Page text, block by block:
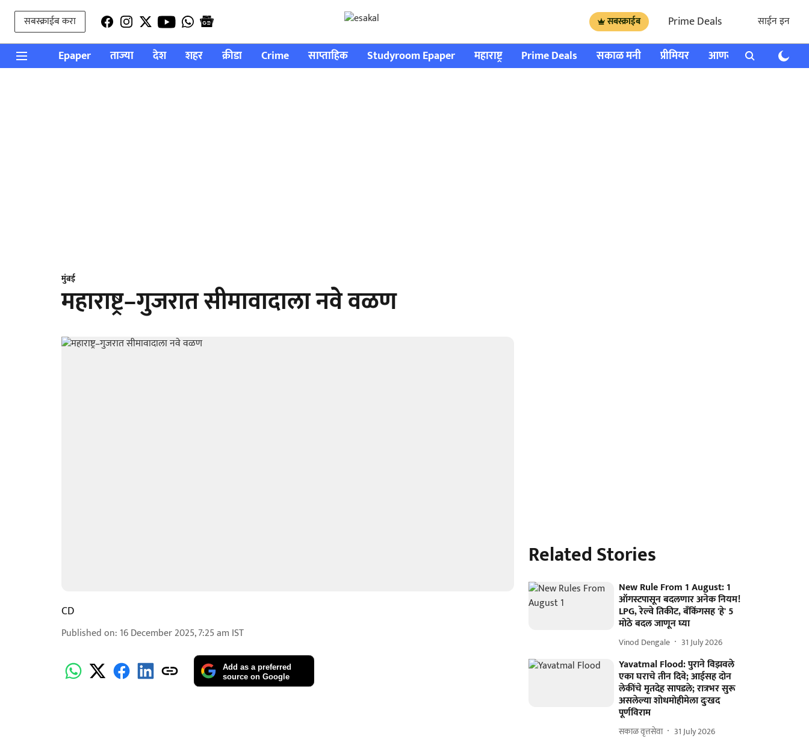
सबस्क्राईब करा सबस्क्राईब Prime Deals साईन इन
Epaper ताज्या देश शहर क्रीडा Crime साप्ताहिक Studyroom Epaper महाराष्ट्र Prime Deals सकाळ मनी प्रीमियर आणखी राशी भविष्य
मुंबई
महाराष्ट्र–गुजरात सीमावादाला नवे वळण
CD
Published on: 16 December 2025, 7:25 am IST
Add as a preferred
source on Google
Related Stories
New Rule From 1 August: 1
ऑगस्टपासून बदलणार अनेक नियम!
LPG, रेल्वे तिकीट, बँकिंगसह 'हे' 5
मोठे बदल जाणून घ्या
Vinod Dengale 31 July 2026
Yavatmal Flood: पुराने विझवले
एका घराचे तीन दिवे; आईसह दोन
लेकींचे मृतदेह सापडले; रात्रभर सुरू
असलेल्या शोधमोहीमेला दुःखद
पूर्णविराम
सकाळ वृत्तसेवा 31 July 2026